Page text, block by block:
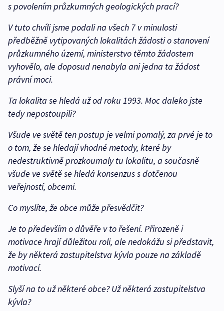
s povolením průzkumných geologických prací?
V tuto chvíli jsme podali na všech 7 v minulosti
předběžně vytipovaných lokalitách žádosti o stanovení
průzkumného území, ministerstvo těmto žádostem
vyhovělo, ale doposud nenabyla ani jedna ta žádost
právní moci.
Ta lokalita se hledá už od roku 1993. Moc daleko jste
tedy nepostoupili?
Všude ve světě ten postup je velmi pomalý, za prvé je to
o tom, že se hledají vhodné metody, které by
nedestruktivně prozkoumaly tu lokalitu, a současně
všude ve světě se hledá konsenzus s dotčenou
veřejností, obcemi.
Co myslíte, že obce může přesvědčit?
Je to především o důvěře v to řešení. Přirozeně i
motivace hrají důležitou roli, ale nedokážu si představit,
že by některá zastupitelstva kývla pouze na základě
motivací.
Slyší na to už některé obce? Už některá zastupitelstva
kývla?